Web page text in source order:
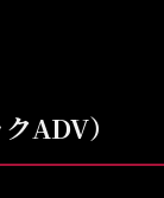
ADV）